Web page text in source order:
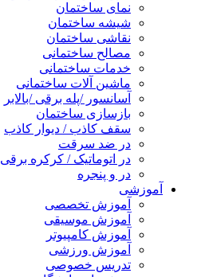
نمای ساختمان
شیشه ساختمان
نقاشی ساختمان
مصالح ساختمانی
خدمات ساختمانی
ماشین آلات ساختمانی
آسانسور /پله برقی /بالابر
بازسازی ساختمان
سقف کاذب / دیوار کاذب
در ضد سرقت
در اتوماتیک / کرکره برقی
در و پنجره
آموزشی
آموزش تخصصی
آموزش موسیقی
آموزش کامپیوتر
آموزش ورزشی
تدریس خصوصی